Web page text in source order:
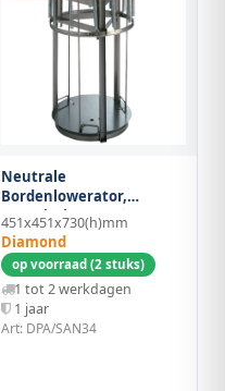
Neutrale
Bordenlowerator,
Capaciteit 40-50 Ø 240 - 340
mm
451x451x730(h)mm
Diamond
op voorraad (2 stuks)
1 tot 2 werkdagen
1 jaar
Art: DPA/SAN34